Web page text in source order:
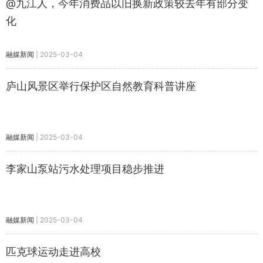
@九江人，今年消费品以旧换新政策较去年有部分变
化
融媒新闻 2025-03-04
庐山风景区举行保护区自然教育科普讲座
融媒新闻 2025-03-04
李家山泵站污水处理项目稳步推进
融媒新闻 2025-03-04
匹克球运动走进高校